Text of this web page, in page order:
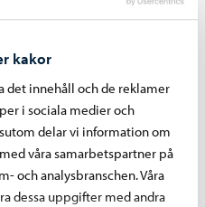
kakor
det innehåll och de reklamer
i sociala medier och
delar vi information om
våra samarbetspartner på
och analysbranschen. Våra
dessa uppgifter med andra
skyddet av